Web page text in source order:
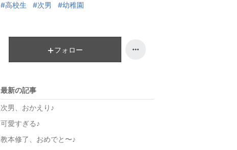
#高校生 #次男 #幼稚園
フォロー
最新の記事
次男、おかえり♪
可愛すぎる♪
教本修了、おめでと〜♪